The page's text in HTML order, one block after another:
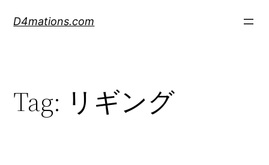
D4mations.com
Tag: リギング